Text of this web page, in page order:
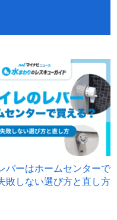
バーはホームセンターで
敗しない選び方と直し方